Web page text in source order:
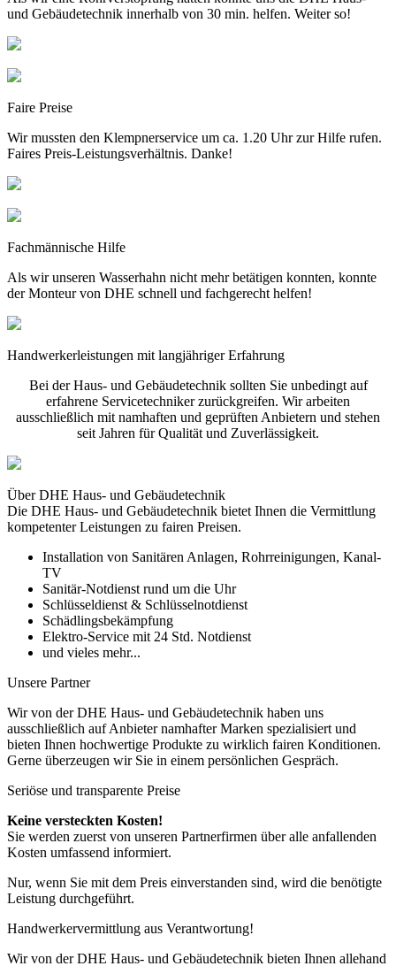
und Gebäudetechnik innerhalb von 30 min. helfen. Weiter so!
Faire Preise
Wir mussten den Klempnerservice um ca. 1.20 Uhr zur Hilfe rufen.
Faires Preis-Leistungsverhältnis. Danke!
Fachmännische Hilfe
Als wir unseren Wasserhahn nicht mehr betätigen konnten, konnte
der Monteur von DHE schnell und fachgerecht helfen!
Handwerkerleistungen mit langjähriger Erfahrung
Bei der Haus- und Gebäudetechnik sollten Sie unbedingt auf
erfahrene Servicetechniker zurückgreifen. Wir arbeiten
ausschließlich mit namhaften und geprüften Anbietern und stehen
seit Jahren für Qualität und Zuverlässigkeit.
Über DHE Haus- und Gebäudetechnik
Die DHE Haus- und Gebäudetechnik bietet Ihnen die Vermittlung
kompetenter Leistungen zu fairen Preisen.
Installation von Sanitären Anlagen, Rohrreinigungen, Kanal-
TV
Sanitär-Notdienst rund um die Uhr
Schlüsseldienst & Schlüsselnotdienst
Schädlingsbekämpfung
Elektro-Service mit 24 Std. Notdienst
und vieles mehr...
Unsere Partner
Wir von der DHE Haus- und Gebäudetechnik haben uns
ausschließlich auf Anbieter namhafter Marken spezialisiert und
bieten Ihnen hochwertige Produkte zu wirklich fairen Konditionen.
Gerne überzeugen wir Sie in einem persönlichen Gespräch.
Seriöse und transparente Preise
Keine versteckten Kosten!
Sie werden zuerst von unseren Partnerfirmen über alle anfallenden
Kosten umfassend informiert.
Nur, wenn Sie mit dem Preis einverstanden sind, wird die benötigte
Leistung durchgeführt.
Handwerkervermittlung aus Verantwortung!
Wir von der DHE Haus- und Gebäudetechnik bieten Ihnen allehand